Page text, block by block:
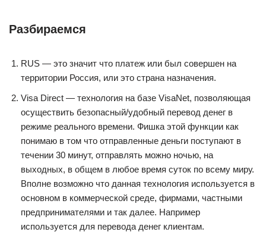
Разбираемся
RUS — это значит что платеж или был совершен на
территории Россия, или это страна назначения.
Visa Direct — технология на базе VisaNet, позволяющая
осуществить безопасный/удобный перевод денег в
режиме реального времени. Фишка этой функции как
понимаю в том что отправленные деньги поступают в
течении 30 минут, отправлять можно ночью, на
выходных, в общем в любое время суток по всему миру.
Вполне возможно что данная технология используется в
основном в коммерческой среде, фирмами, частными
предпринимателями и так далее. Например
используется для перевода денег клиентам.